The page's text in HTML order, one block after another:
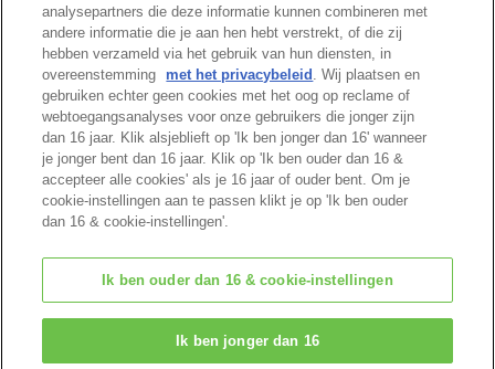
Begin van pagina
© EPOCH
Change Region
analysepartners die deze informatie kunnen combineren met
andere informatie die je aan hen hebt verstrekt, of die zij
hebben verzameld via het gebruik van hun diensten, in
overeenstemming
met het privacybeleid . Wij plaatsen en
gebruiken echter geen cookies met het oog op reclame of
webtoegangsanalyses voor onze gebruikers die jonger zijn
dan 16 jaar. Klik alsjeblieft op 'Ik ben jonger dan 16' wanneer
je jonger bent dan 16 jaar. Klik op 'Ik ben ouder dan 16 &
accepteer alle cookies' als je 16 jaar of ouder bent. Om je
cookie-instellingen aan te passen klikt je op 'Ik ben ouder
dan 16 & cookie-instellingen'.
Ik ben ouder dan 16 & cookie-instellingen
Ik ben jonger dan 16